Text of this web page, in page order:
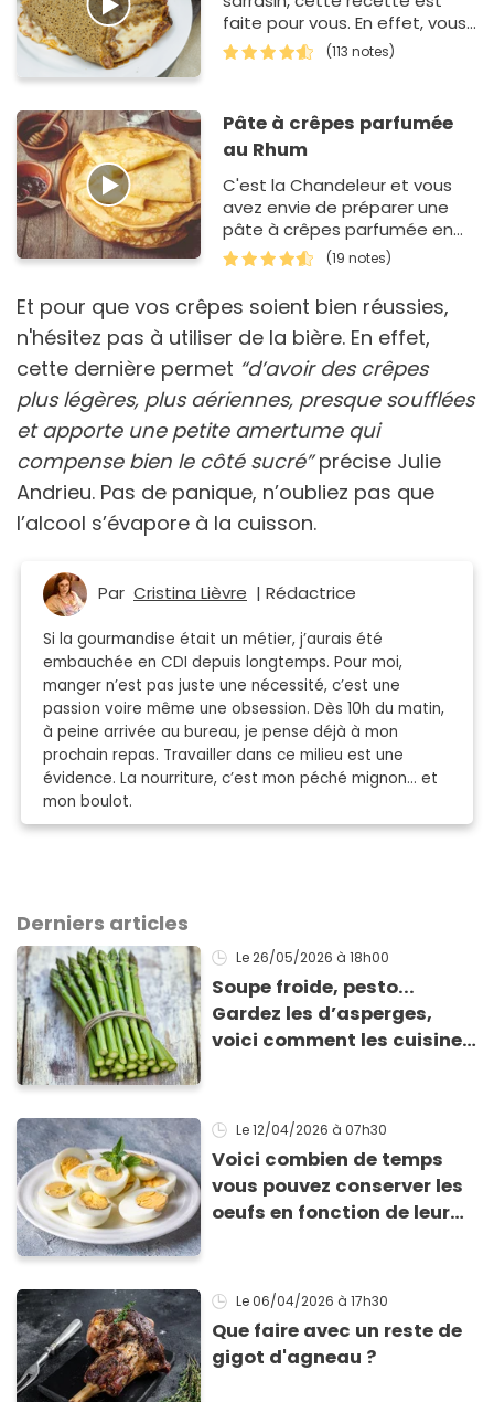
faite pour vous. En effet, vous
allez découvrir tous les
secrets pour réussir et…
(113 notes)
Pâte à crêpes parfumée
au Rhum
C'est la Chandeleur et vous
avez envie de préparer une
pâte à crêpes parfumée en
un temps record ? Vous allez
vous régaler a…
(19 notes)
Et pour que vos crêpes soient bien réussies,
n'hésitez pas à utiliser de la bière. En effet,
cette dernière permet “d’avoir des crêpes
plus légères, plus aériennes, presque soufflées
et apporte une petite amertume qui
compense bien le côté sucré”précise Julie
Andrieu. Pas de panique, n’oubliez pas que
l’alcool s’évapore à la cuisson.
Par Cristina Lièvre | Rédactrice
Si la gourmandise était un métier, j’aurais été
embauchée en CDI depuis longtemps. Pour moi,
manger n’est pas juste une nécessité, c’est une
passion voire même une obsession. Dès 10h du matin,
à peine arrivée au bureau, je pense déjà à mon
prochain repas. Travailler dans ce milieu est une
évidence. La nourriture, c’est mon péché mignon… et
mon boulot.
Derniers articles
Le 26/05/2026 à 18h00
Soupe froide, pesto...
Gardez les d’asperges,
voici comment les cuisiner
Le 12/04/2026 à 07h30
Voici combien de temps
vous pouvez conserver les
oeufs en fonction de leur
Le 06/04/2026 à 17h30
Que faire avec un reste de
gigot d'agneau ?